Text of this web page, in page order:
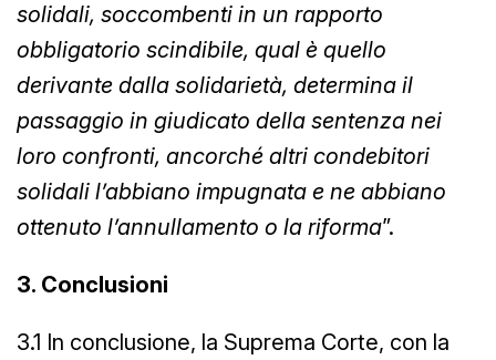
solidali, soccombenti in un rapporto
obbligatorio scindibile, qual è quello
derivante dalla solidarietà, determina il
passaggio in giudicato della sentenza nei
loro confronti, ancorché altri condebitori
solidali l’abbiano impugnata e ne abbiano
ottenuto l’annullamento o la riforma”.
3. Conclusioni
3.1 In conclusione, la Suprema Corte, con la